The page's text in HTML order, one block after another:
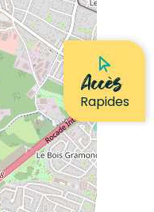
Accès
Rapides